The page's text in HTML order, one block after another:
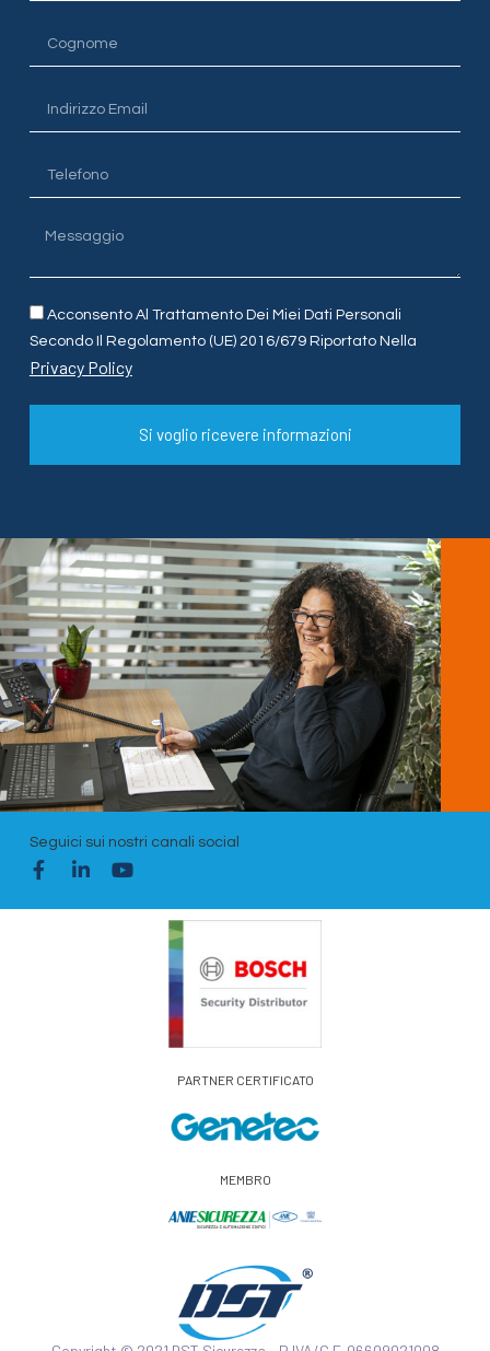
Acconsento Al Trattamento Dei Miei Dati Personali
Secondo Il Regolamento (UE) 2016/679 Riportato Nella
Privacy Policy
Si voglio ricevere informazioni
PARTNER CERTIFICATO
MEMBRO
Seguici sui nostri canali social